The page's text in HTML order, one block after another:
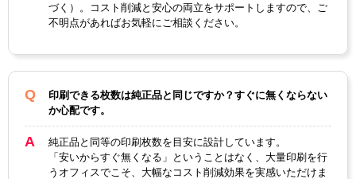
づく）。コスト削減と安心の両立をサポートしますので、ご
不明点があればお気軽にご相談ください。
印刷できる枚数は純正品と同じですか？すぐに無くならない
か心配です。
純正品と同等の印刷枚数を目安に設計しています。
「安いからすぐ無くなる」ということはなく、大量印刷を行
うオフィスでこそ、大幅なコスト削減効果を実感いただけま